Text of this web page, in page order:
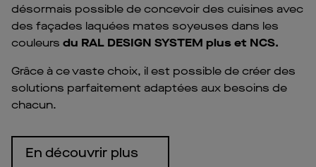
désormais possible de concevoir des cuisines avec
des façades laquées mates soyeuses dans les
couleurs du RAL DESIGN SYSTEM plus et NCS.
Grâce à ce vaste choix, il est possible de créer des
solutions parfaitement adaptées aux besoins de
chacun.
En découvrir plus